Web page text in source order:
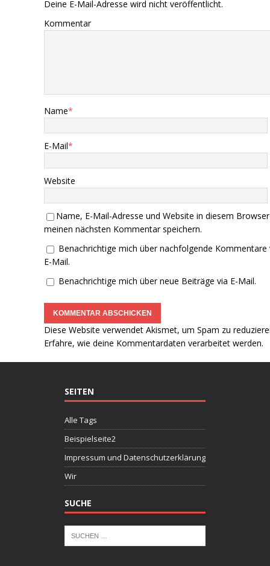
Deine E-Mail-Adresse wird nicht veröffentlicht.
Kommentar
Name*
E-Mail*
Website
Name, E-Mail-Adresse und Website in diesem
meinen nächsten Kommentar speichern.
Benachrichtige mich über nachfolgende Kommentare
E-Mail.
Benachrichtige mich über neue Beiträge via E-Mail.
Diese Website verwendet Akismet, um Spam zu
Erfahre, wie deine Kommentardaten verarbeitet werden.
SEITEN
Alle Tags
Beispielseite2
Impressum und Datenschutzerklärung
Wir
SUCHE